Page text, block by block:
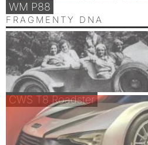
WM P88
FRAGMENTY DNA
CWS T8 Roadster